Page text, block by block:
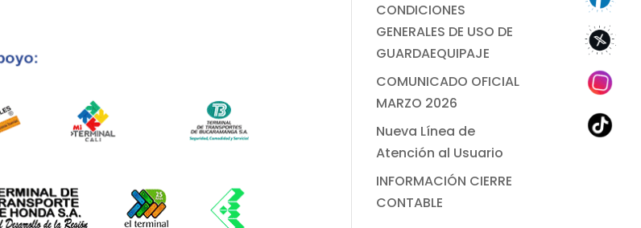
CONDICIONES
GENERALES DE USO DE
GUARDAEQUIPAJE
COMUNICADO OFICIAL
MARZO 2026
Nueva Línea de
Atención al Usuario
INFORMACIÓN CIERRE
CONTABLE